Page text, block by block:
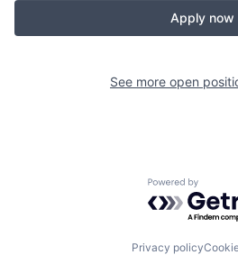
Apply now
See more open
Powered by
Privacy policy